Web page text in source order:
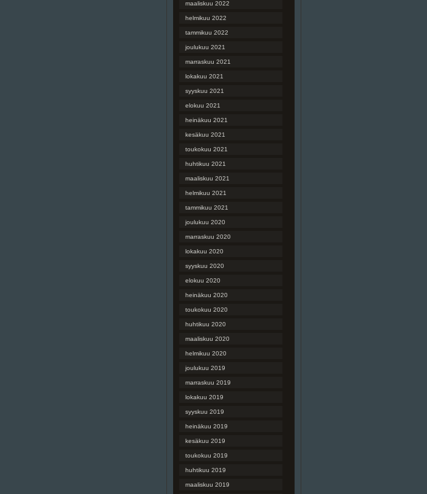
maaliskuu 2022
helmikuu 2022
tammikuu 2022
joulukuu 2021
marraskuu 2021
lokakuu 2021
syyskuu 2021
elokuu 2021
heinäkuu 2021
kesäkuu 2021
toukokuu 2021
huhtikuu 2021
maaliskuu 2021
helmikuu 2021
tammikuu 2021
joulukuu 2020
marraskuu 2020
lokakuu 2020
syyskuu 2020
elokuu 2020
heinäkuu 2020
toukokuu 2020
huhtikuu 2020
maaliskuu 2020
helmikuu 2020
joulukuu 2019
marraskuu 2019
lokakuu 2019
syyskuu 2019
heinäkuu 2019
kesäkuu 2019
toukokuu 2019
huhtikuu 2019
maaliskuu 2019